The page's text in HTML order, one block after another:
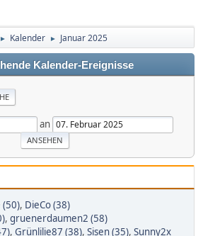
► Kalender ► Januar 2025
Kalender-Ereignisse
an
(50), DieCo (38)
, gruenerdaumen2 (58)
, Grünlilie87 (38), Sisen (35), Sunny2x